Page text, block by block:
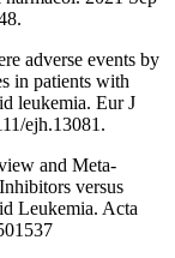
adverse events by
in patients with
leukemia. Eur J
ejh.13081.
and Meta-
versus
Leukemia. Acta